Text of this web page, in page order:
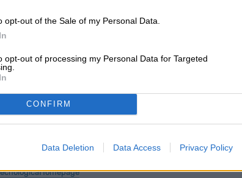
opt-out of the Sale of my Personal Data.
opt-out of processing my Personal Data for Targeted
CONFIRM
Data Deletion Data Access Privacy Policy
en temas como computación,
Telegram, WhatsApp y Huawei…
Homepage